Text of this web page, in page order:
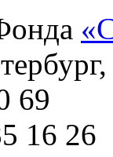
69
16 26